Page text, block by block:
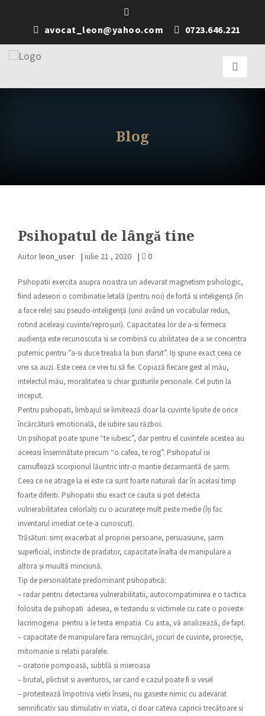
avocat_leon@yahoo.com 0723.646.221
Blog
Psihopatul de lângă tine
Autorleon_user | iulie 21 , 2020 | 0
Psihopatii exercita asupra noastra un adevarat magnetism psihologic,
fiind adeseori o combinatie letală (pentru noi) de fortă si inteligență (în
a face rele) sau pseudo-inteligenţă (unii având un vocabular redus,
rotind aceleași cuvinte/reproșuri). Capacitatea lor de a-si fermeca
audienţa este recunoscuta si se combină cu abilitatea de a se concentra
puternic pentru ”a-si duce treaba la bun sfarsit”. Iți spune exact ceea ce
vrei sa auzi. Este ceea ce vrei tu să fie. Copiază fiecare gest al mău,
intelectul mău, moralitatea si chiar gusturile personale. Cel putin la
inceput.
Pentru psihopati, limbajul se limitează doar la cuvinte lipsite de orice
încărcătură emotională, de iubire sau război.
Un psihopat poate spune “te iubesc”, dar pentru el cuvintele acestea au
aceeasi însemnătate precum “o cafea, te rog”. Psihopatul isi
camuflează scorpionul lăuntric intr-o mantie dezarmantă de șarm.
Ceea ce ne atrage la ei este ca sunt foarte naturali dar în acelasi timp
foarte diferiti. Psihopatii stiu exact ce cauta si pot detecta
vulnerabilitatea celorlalți cu o acuratețe mult peste medie (îți fac
inventarul imediat ce te-a cunoscut).
Trăsături: simț exacerbat al propriei persoane, persuasiune, șarm
superficial, instincte de pradator, capacitate înalta de manipulare a
altora și muultă minciună.
Tip de personalitate predominant psihopatică:
– radar pentru detectarea vulnerabilitatii, autocompatimirea e o tactica
folosita de psihopati adesea, ei testandu si victimele cu cate o poveste
lacrimogena pentru a le testa empatia. Cu asta, vă analizează, de fapt.
– capacitate de manipulare fara remușcări, jocuri de cuvinte, proiecție,
mitomanie si relatii paralele.
– oratorie pompoasă, subtilă si mieroasa
– brutal, plictisit si aventuros, iar cand e cazul poate fi si vesel
– protestează împotriva vietii însesi, nu gaseste nimic cu adevarat
semnificativ sau stimulativ in viata, ci doar cateva capricii trecătoare si